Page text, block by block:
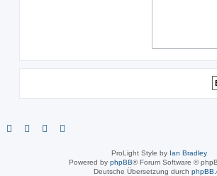
ProLight Style by Ian Bradley
Powered by phpBB® Forum Software ©
Deutsche Übersetzung durch